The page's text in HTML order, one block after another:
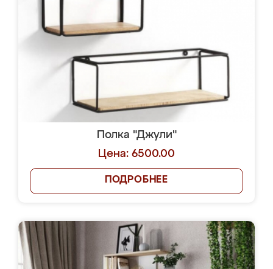
Полка "Джули"
Цена: 6500.00
ПОДРОБНЕЕ